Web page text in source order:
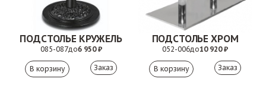
ПОДСТОЛЬЕ КРУЖЕЛЬ
085-087до6 950 ₽
Заказ
ПОДСТОЛЬЕ ХРОМ
052-006до10 920 ₽
Заказ